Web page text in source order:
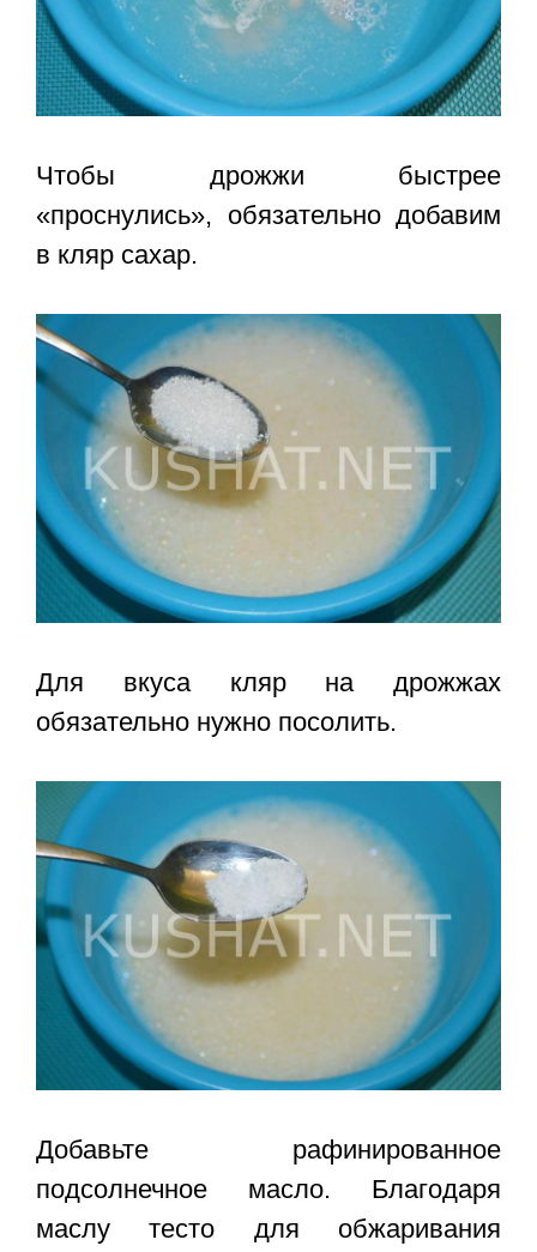
Чтобы дрожжи быстрее
«проснулись», обязательно добавим
в кляр сахар.
Для вкуса кляр на дрожжах
обязательно нужно посолить.
Добавьте рафинированное
подсолнечное масло. Благодаря
маслу тесто для обжаривания